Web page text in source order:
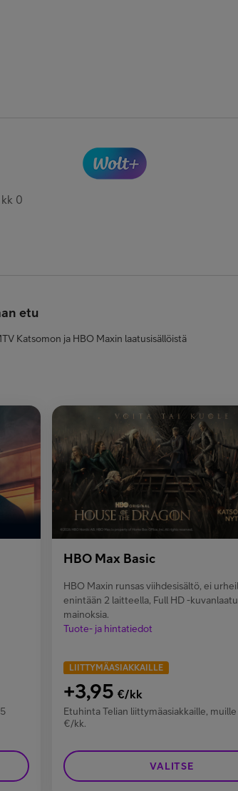
0
etu
Katsomon ja HBO Maxin laatusisällöistä
HBO Max Basic
HBO Maxin runsas viihdesisältö, ei
enintään 2 laitteella, Full HD -
mainoksia.
Tuote- ja hintatiedot
LIITTYMÄASIAKKAILLE
+3,95 €/kk
Etuhinta Telian liittymäasiakkaille, muille
€/kk.
VALITSE